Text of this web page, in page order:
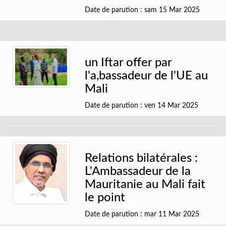
Date de parution : sam 15 Mar 2025
un Iftar offer par
l'a,bassadeur de l'UE au
Mali
Date de parution : ven 14 Mar 2025
Relations bilatérales :
L'Ambassadeur de la
Mauritanie au Mali fait
le point
Date de parution : mar 11 Mar 2025